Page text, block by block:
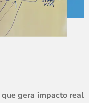
gera impacto real